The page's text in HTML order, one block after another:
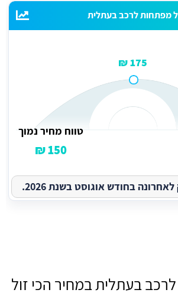
מפתחות לרכב בעתלית
175 ₪
טווח מחיר נמוך
150 ₪
בחודש אוגוסט בשנת 2026.
בעתלית במחיר הכי זול